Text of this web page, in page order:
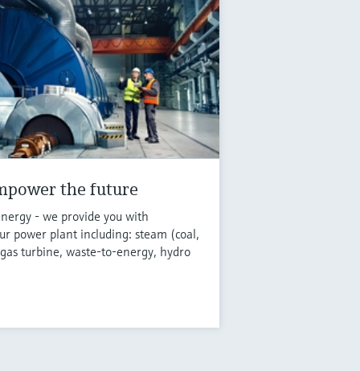
the future
- we provide you with
power plant including: steam (coal,
turbine, waste-to-energy, hydro